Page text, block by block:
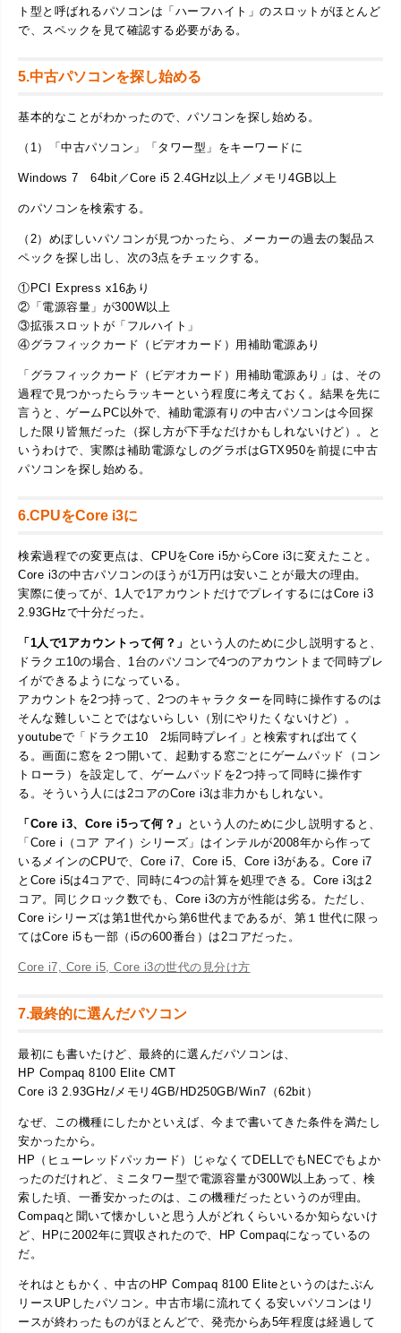
ト型と呼ばれるパソコンは「ハーフハイト」のスロットがほとんど
で、スペックを見て確認する必要がある。
5.中古パソコンを探し始める
基本的なことがわかったので、パソコンを探し始める。
（1）「中古パソコン」「タワー型」をキーワードに
Windows 7 64bit／Core i5 2.4GHz以上／メモリ4GB以上
のパソコンを検索する。
（2）めぼしいパソコンが見つかったら、メーカーの過去の製品ス
ペックを探し出し、次の3点をチェックする。
①PCI Express x16あり
②「電源容量」が300W以上
③拡張スロットが「フルハイト」
④グラフィックカード（ビデオカード）用補助電源あり
「グラフィックカード（ビデオカード）用補助電源あり」は、その
過程で見つかったらラッキーという程度に考えておく。結果を先に
言うと、ゲームPC以外で、補助電源有りの中古パソコンは今回探
した限り皆無だった（探し方が下手なだけかもしれないけど）。と
いうわけで、実際は補助電源なしのグラボはGTX950を前提に中古
パソコンを探し始める。
6.CPUをCore i3に
検索過程での変更点は、CPUをCore i5からCore i3に変えたこと。
Core i3の中古パソコンのほうが1万円は安いことが最大の理由。
実際に使ってが、1人で1アカウントだけでプレイするにはCore i3
2.93GHzで十分だった。
「1人で1アカウントって何？」
という人のために少し説明すると、
ドラクエ10の場合、1台のパソコンで4つのアカウントまで同時プレ
イができるようになっている。
アカウントを2つ持って、2つのキャラクターを同時に操作するのは
そんな難しいことではないらしい（別にやりたくないけど）。
youtubeで「ドラクエ10 2垢同時プレイ」と検索すれば出てく
る。画面に窓を２つ開いて、起動する窓ごとにゲームパッド（コン
トローラ）を設定して、ゲームパッドを2つ持って同時に操作す
る。そういう人には2コアのCore i3は非力かもしれない。
「Core i3、Core i5って何？」
という人のために少し説明すると、
「Core i（コア アイ）シリーズ」はインテルが2008年から作って
いるメインのCPUで、Core i7、Core i5、Core i3がある。Core i7
とCore i5は4コアで、同時に4つの計算を処理できる。Core i3は2
コア。同じクロック数でも、Core i3の方が性能は劣る。ただし、
Core iシリーズは第1世代から第6世代まであるが、第１世代に限っ
てはCore i5も一部（i5の600番台）は2コアだった。
Core i7, Core i5, Core i3の世代の見分け方
7.最終的に選んだパソコン
最初にも書いたけど、最終的に選んだパソコンは、
HP Compaq 8100 Elite CMT
Core i3 2.93GHz/メモリ4GB/HD250GB/Win7（62bit）
なぜ、この機種にしたかといえば、今まで書いてきた条件を満たし
安かったから。
HP（ヒューレッドパッカード）じゃなくてDELLでもNECでもよか
ったのだけれど、ミニタワー型で電源容量が300W以上あって、検
索した頃、一番安かったのは、この機種だったというのが理由。
Compaqと聞いて懐かしいと思う人がどれくらいいるか知らないけ
ど、HPに2002年に買収されたので、HP Compaqになっているの
だ。
それはともかく、中古のHP Compaq 8100 Eliteというのはたぶん
リースUPしたパソコン。中古市場に流れてくる安いパソコンはリ
ースが終わったものがほとんどで、発売からあ5年程度は経過して